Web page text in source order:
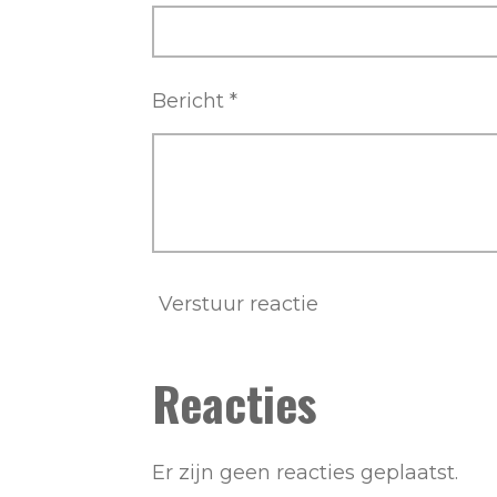
Bericht *
Verstuur reactie
Reacties
Er zijn geen reacties geplaatst.